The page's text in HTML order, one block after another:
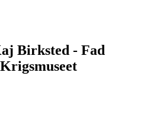
Birksted - Fad